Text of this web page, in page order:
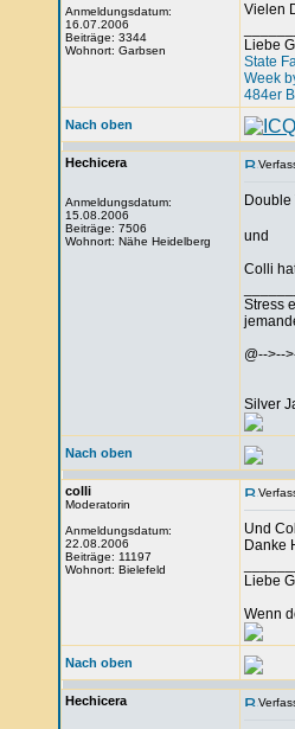
Anmeldungsdatum:
16.07.2006
Beiträge: 3344
Wohnort: Garbsen
Vielen
Liebe
State
Week
484er
Nach oben
Hechicera
Anmeldungsdatum:
15.08.2006
Beiträge: 7506
Wohnort: Nähe Heidelberg
und
Colli
Stress
@-->--
Silver
Nach oben
colli
Moderatorin
Anmeldungsdatum:
22.08.2006
Beiträge: 11197
Wohnort: Bielefeld
Und
Danke
Liebe
Wenn
Nach oben
Hechicera